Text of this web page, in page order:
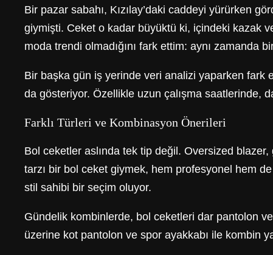
Bir pazar sabahı, Kızılay’daki caddeyi yürürken
giymişti. Ceket o kadar büyüktü ki, içindeki kazak
moda trendi olmadığını fark ettim: aynı zamanda
Bir başka gün iş yerinde veri analizi yaparken fark
da gösteriyor. Özellikle uzun çalışma saatlerinde,
Farklı Türleri ve Kombinasyon Önerileri
Bol ceketler aslında tek tip değil. Oversized
tarzı bir bol ceket giymek, hem profesyonel hem
stil sahibi bir seçim oluyor.
Gündelik kombinlerde, bol ceketleri dar pantolon
üzerine kot pantolon ve spor ayakkabı ile kombin